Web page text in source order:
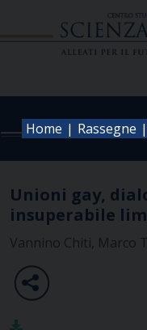
Home | Rassegne |
Unioni gay,
insuperabile
Vannino Chiti, Marco